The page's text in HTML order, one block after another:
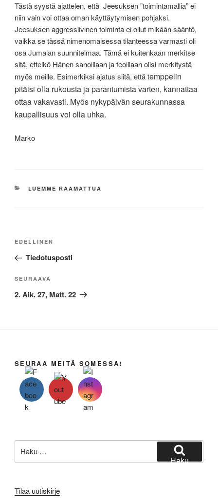
Tästä syystä ajattelen, että Jeesuksen ”toimintamallia” ei
niin vain voi ottaa oman käyttäytymisen pohjaksi.
Jeesuksen aggressiivinen toiminta ei ollut mikään sääntö,
vaikka se tässä nimenomaisessa tilanteessa varmasti oli
osa Jumalan suunnitelmaa. Tämä ei kuitenkaan merkitse
sitä, etteikö Hänen sanoillaan ja teoillaan olisi merkitystä
myös meille. Esimerkiksi ajatus siitä, että temppelin
pitäisi olla rukousta ja parantumista varten, kannattaa
ottaa vakavasti. Myös nykypäivän seurakunnassa
kaupallisuus voi olla uhka.
Marko
KATEGORIAT
LUEMME RAAMATTUA
Artikkelien
Edellinen
artikkeli
EDELLINEN
Tiedotusposti
Seuraava
artikkeli
SEURAAVA
2. Aik. 27, Matt. 22
SEURAA MEITÄ SOMESSA!
Haku
Tilaa uutiskirje